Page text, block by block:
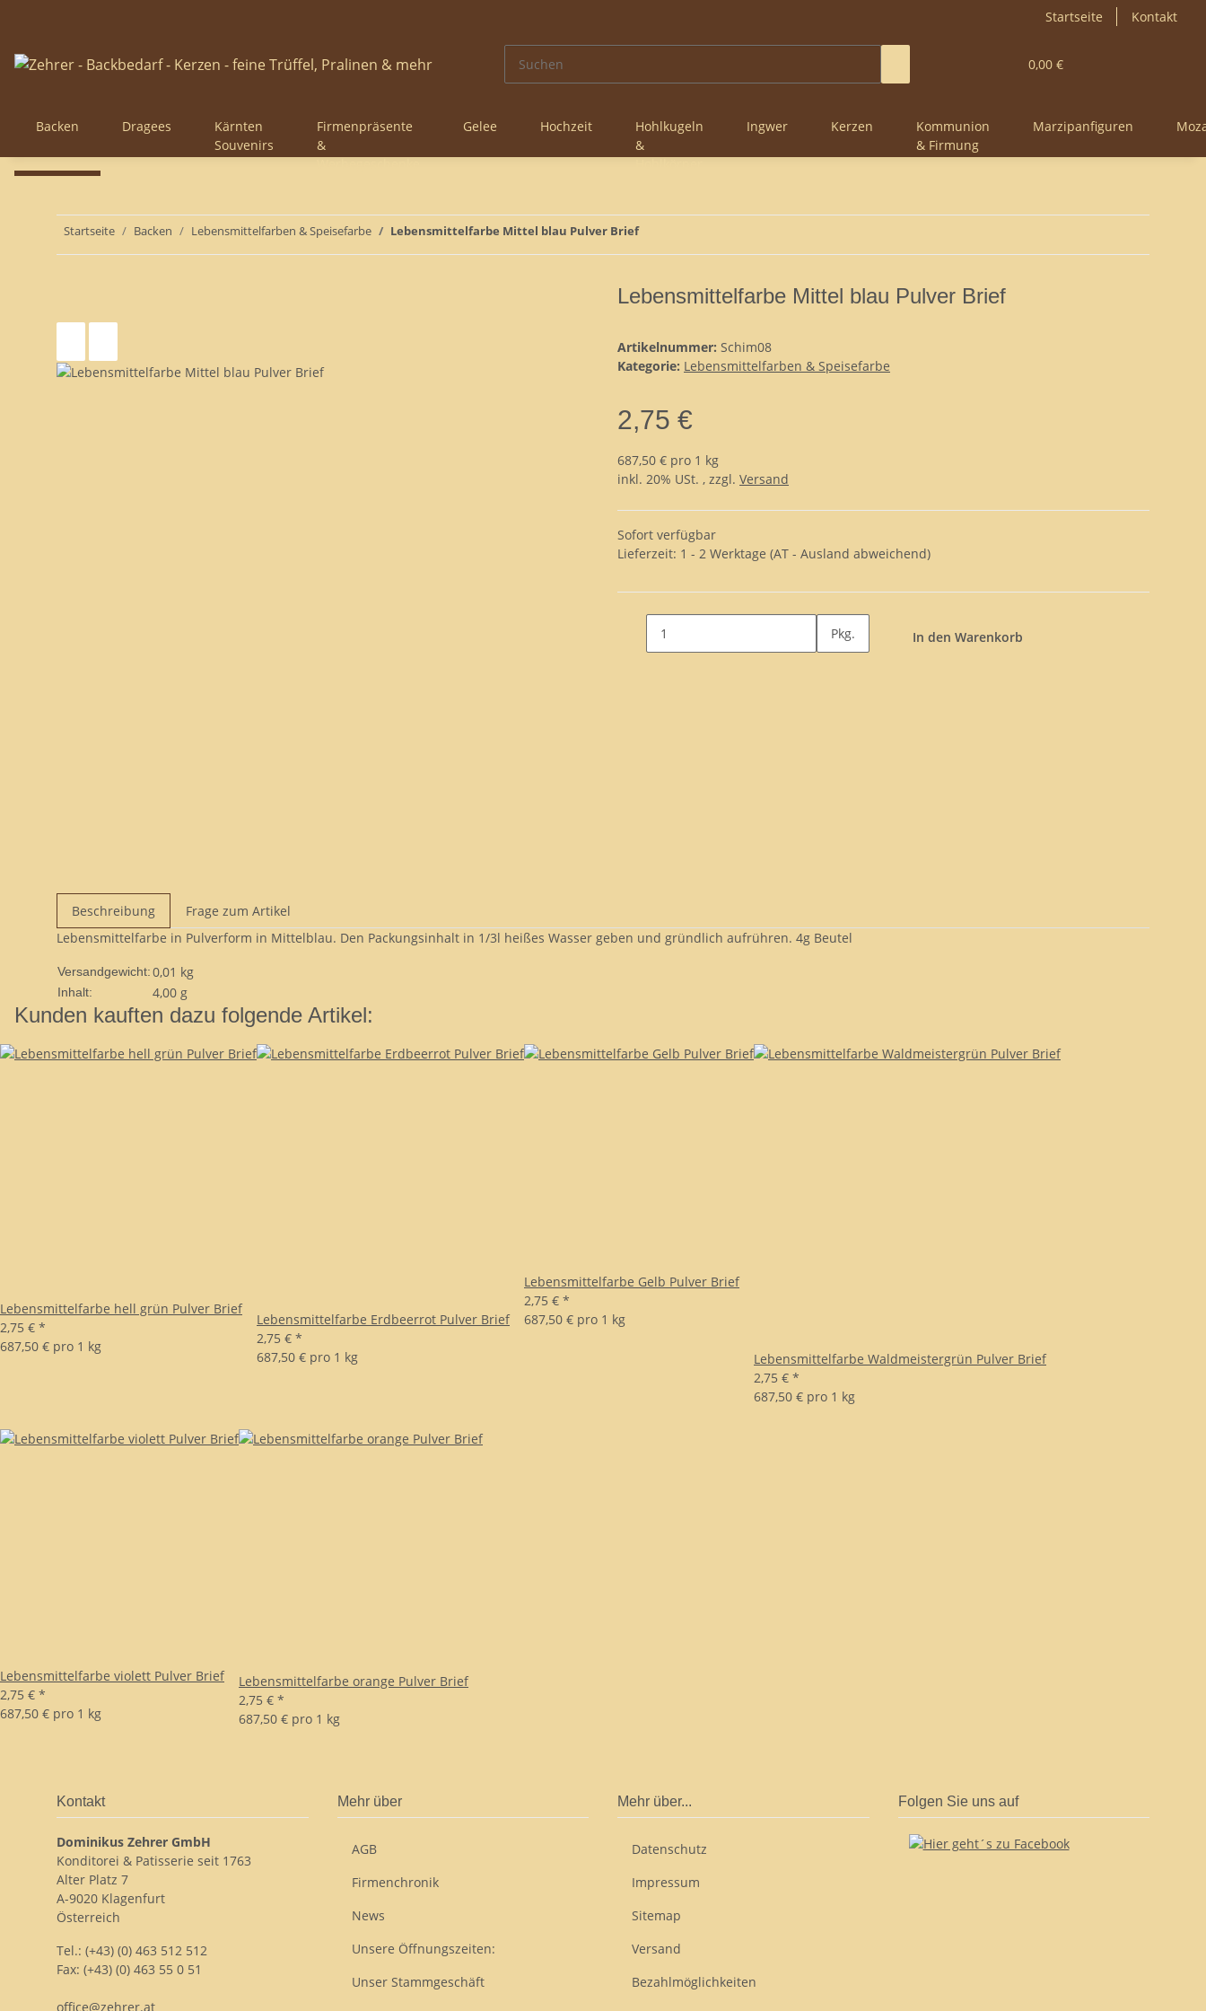
Startseite Kontakt
0,00 €
Backen Dragees
Kärnten
Souvenirs
Firmenpräsente
&
Gelee Hochzeit
Hohlkugeln
&
Ingwer Kerzen
Kommunion
& Firmung
Marzipanfiguren
Startseite Backen Lebensmittelfarben & Speisefarbe Lebensmittelfarbe Mittel blau Pulver Brief
Lebensmittelfarbe Mittel blau Pulver Brief
Artikelnummer: Schim08
Kategorie: Lebensmittelfarben & Speisefarbe
2,75 €
687,50 € pro 1 kg
inkl. 20% USt. , zzgl. Versand
Sofort verfügbar
Lieferzeit: 1 - 2 Werktage (AT - Ausland abweichend)
Pkg. In den Warenkorb
Beschreibung
Frage zum Artikel
Lebensmittelfarbe in Pulverform in Mittelblau. Den Packungsinhalt in 1/3l heißes Wasser geben und gründlich aufrühren. 4g Beutel
Versandgewicht:0,01 kg
Inhalt: 4,00 g
Kunden kauften dazu folgende Artikel:
Lebensmittelfarbe hell grün Pulver Brief
2,75 € *
687,50 € pro 1 kg
Lebensmittelfarbe Erdbeerrot Pulver Brief
2,75 € *
687,50 € pro 1 kg
Lebensmittelfarbe Gelb Pulver Brief
2,75 € *
687,50 € pro 1 kg
Lebensmittelfarbe Waldmeistergrün Pulver Brief
2,75 € *
687,50 € pro 1 kg
Lebensmittelfarbe violett Pulver Brief
2,75 € *
687,50 € pro 1 kg
Lebensmittelfarbe orange Pulver Brief
2,75 € *
687,50 € pro 1 kg
Kontakt
Dominikus Zehrer GmbH
Konditorei & Patisserie seit 1763
Alter Platz 7
A-9020 Klagenfurt
Österreich
Tel.: (+43) (0) 463 512 512
Fax: (+43) (0) 463 55 0 51
office@zehrer.at
Mehr über
AGB
Firmenchronik
News
Unsere Öffnungszeiten:
Unser Stammgeschäft
Mehr über...
Datenschutz
Impressum
Sitemap
Versand
Bezahlmöglichkeiten
Folgen Sie uns auf